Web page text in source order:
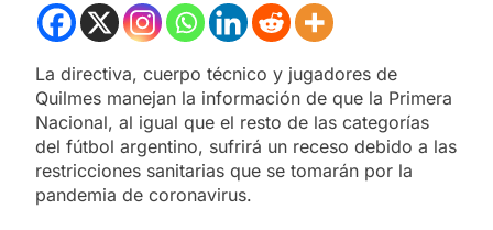
La directiva, cuerpo técnico y jugadores de
Quilmes manejan la información de que la Primera
Nacional, al igual que el resto de las categorías
del fútbol argentino, sufrirá un receso debido a las
restricciones sanitarias que se tomarán por la
pandemia de coronavirus.